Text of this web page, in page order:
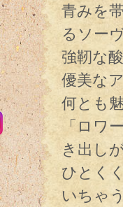
青みを
るソー
強靭な
優美な
何とも
「ロワ
き出し
ひとく
いちゃ